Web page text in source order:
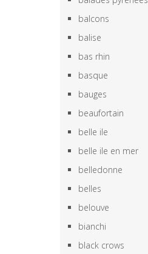
balcons
balise
bas rhin
basque
bauges
beaufortain
belle ile
belle ile en mer
belledonne
belles
belouve
bianchi
black crows